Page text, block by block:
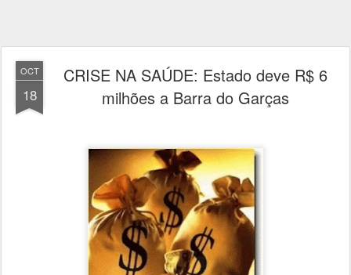
OCT
18
CRISE NA SAÚDE: Estado deve R$ 6
milhões a Barra do Garças